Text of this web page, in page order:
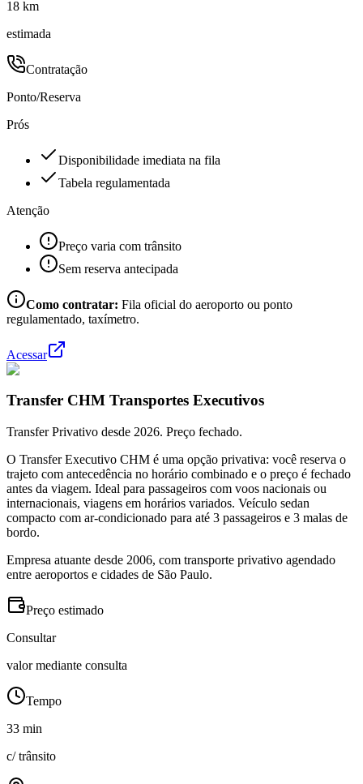
18 km
estimada
Contratação
Ponto/Reserva
Prós
Disponibilidade imediata na fila
Tabela regulamentada
Atenção
Preço varia com trânsito
Sem reserva antecipada
Como contratar: Fila oficial do aeroporto ou ponto
regulamentado, taxímetro.
Acessar
Transfer CHM Transportes Executivos
Transfer Privativo desde 2026. Preço fechado.
O Transfer Executivo CHM é uma opção privativa: você reserva o
trajeto com antecedência no horário combinado e o preço é fechado
antes da viagem. Ideal para passageiros com voos nacionais ou
internacionais, viagens em horários variados. Veículo sedan
compacto com ar-condicionado para até 3 passageiros e 3 malas de
bordo.
Empresa atuante desde 2006, com transporte privativo agendado
entre aeroportos e cidades de São Paulo.
Preço estimado
Consultar
valor mediante consulta
Tempo
33 min
c/ trânsito